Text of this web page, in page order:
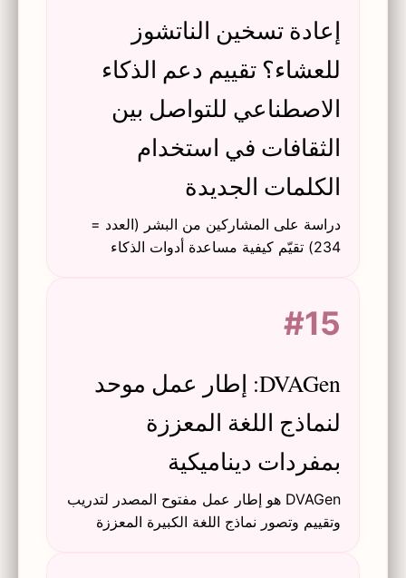
إعادة تسخين الناتشوز
للعشاء؟ تقييم دعم الذكاء
الاصطناعي للتواصل بين
الثقافات في استخدام
الكلمات الجديدة
دراسة على المشاركين من البشر (العدد =
234) تقيّم كيفية مساعدة أدوات الذكاء
الكلمات الإنجليزية الجديدة في التواصل بين
الثقافات مع الناطقين بها.
#15
DVAGen: إطار عمل موحد
لنماذج اللغة المعززة
بمفردات ديناميكية
DVAGen هو إطار عمل مفتوح المصدر لتدريب
وتقييم وتصور نماذج اللغة الكبيرة المعززة